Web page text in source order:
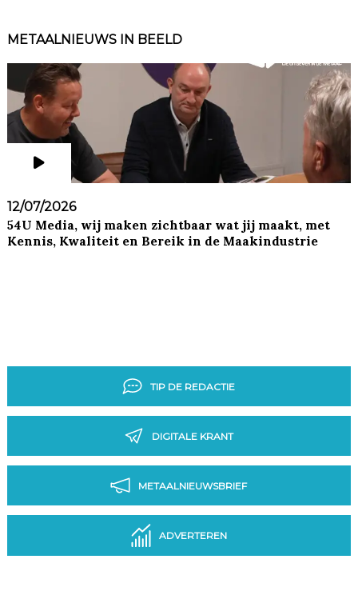
METAALNIEUWS IN BEELD
12/07/2026
54U Media, wij maken zichtbaar wat jij maakt, met
Kennis, Kwaliteit en Bereik in de Maakindustrie
TIP DE REDACTIE
DIGITALE KRANT
METAALNIEUWSBRIEF
ADVERTEREN